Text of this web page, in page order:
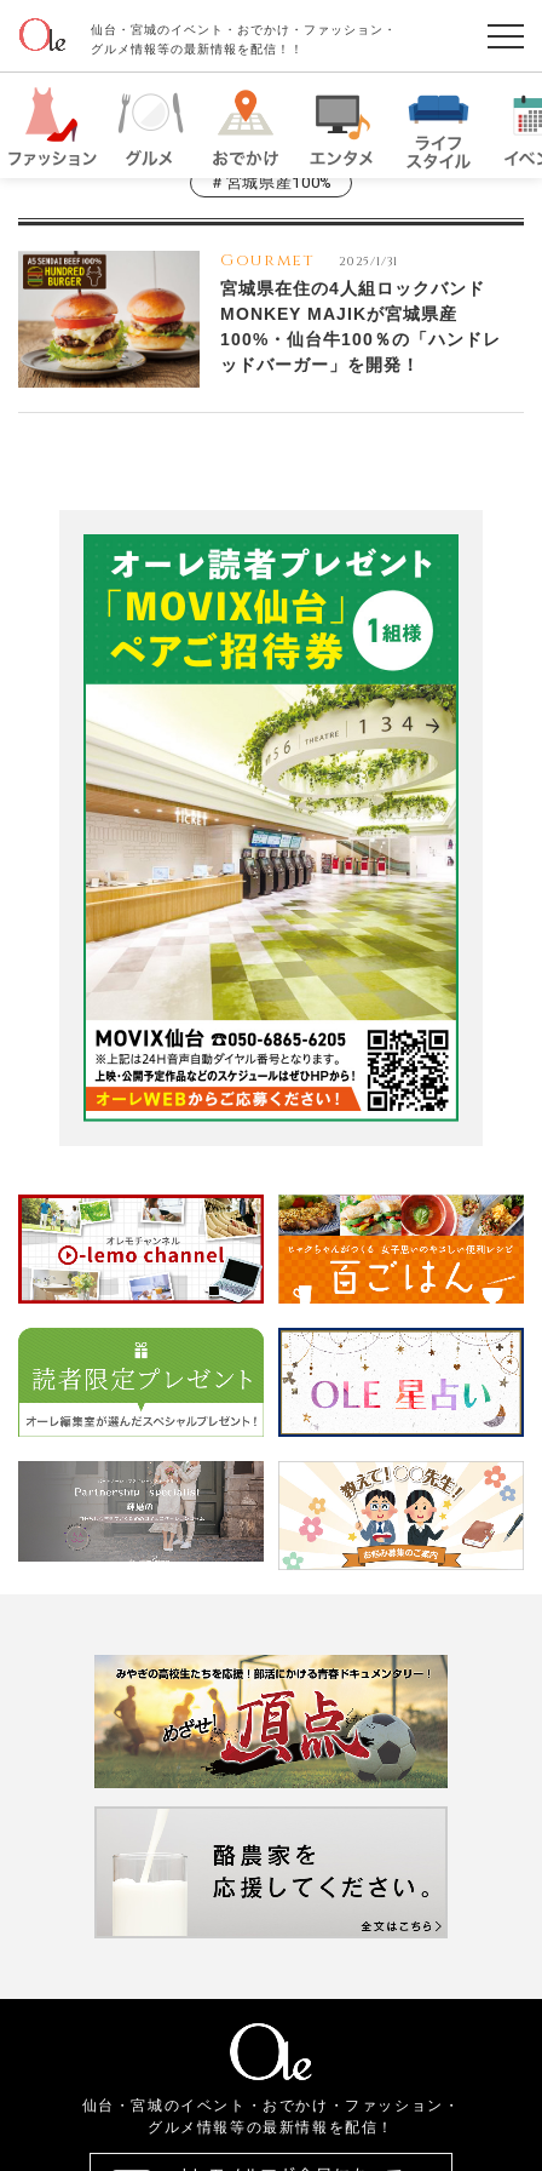
仙台・宮城のイベント・おでかけ・ファッション・
グルメ情報等の最新情報を配信！！
＃宮城県産100%
Gourmet 2025/1/31
宮城県在住の4人組ロックバンド
MONKEY MAJIKが宮城県産
100%・仙台牛100％の「ハンドレ
ッドバーガー」を開発！
仙台・宮城のイベント・おでかけ・ファッション・
グルメ情報等の最新情報を配信！